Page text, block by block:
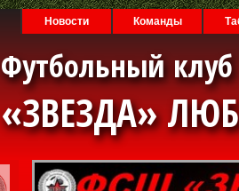
Новости Команды
Футбольный клуб
«ЗВЕЗДА»